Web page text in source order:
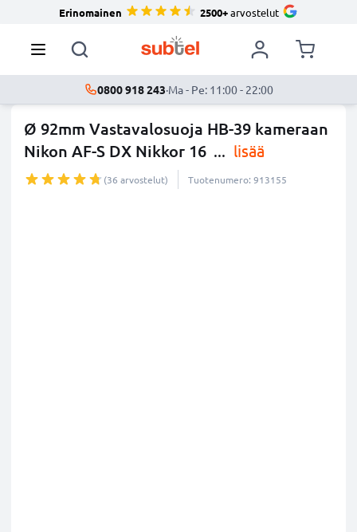
Erinomainen 2500+arvostelut
0800 918 243·Ma - Pe: 11:00 - 22:00
Ø 92mm Vastavalosuoja HB-39 kameraan
Nikon AF-S DX Nikkor 16 ... lisää
(36 arvostelut) Tuotenumero: 913155